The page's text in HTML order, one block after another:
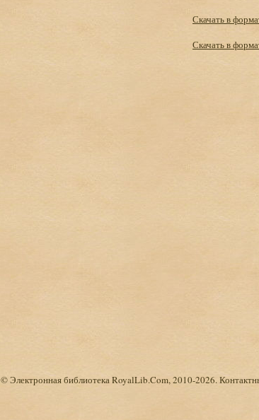
Скачать в
Скачать в
© Электронная библиотека RoyalLib.Com, 2010-2026.